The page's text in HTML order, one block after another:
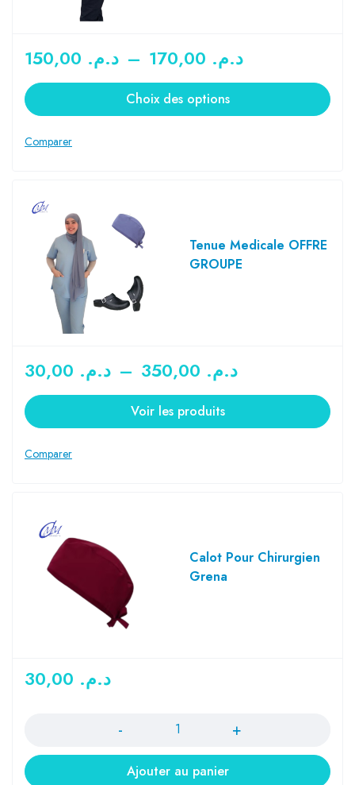
د.م. – د.م.
Choix des options
Tenue Medicale OFFRE
GROUPE
د.م. – د.م.
Voir les produits
Calot Pour Chirurgien
Grena
د.م.
Ajouter au panier